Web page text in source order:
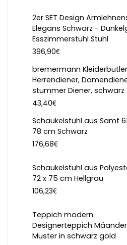
2er SET Design
Elegans Schwarz -
Esszimmerstuhl Stuhl
396,90€
bremermann
Herrendiener,
stummer Diener, schwarz
43,40€
Schaukelstuhl aus Samt
78 cm Schwarz
176,68€
Schaukelstuhl aus
72 x 75 cm Hellgrau
106,23€
Teppich modern
Designerteppich Mäander
Muster in schwarz gold